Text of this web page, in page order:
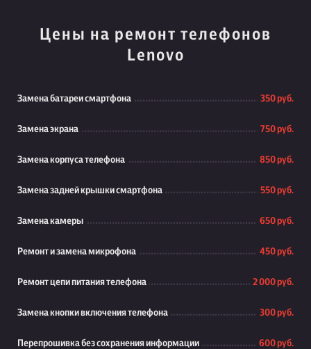
Цены на ремонт телефонов
Lenovo
Замена батареи смартфона 350 руб.
Замена экрана 750 руб.
Замена корпуса телефона 850 руб.
Замена задней крышки смартфона 550 руб.
Замена камеры 650 руб.
Ремонт и замена микрофона 450 руб.
Ремонт цепи питания телефона 2 000 руб.
Замена кнопки включения телефона 300 руб.
Перепрошивка без сохранения информации 600 руб.